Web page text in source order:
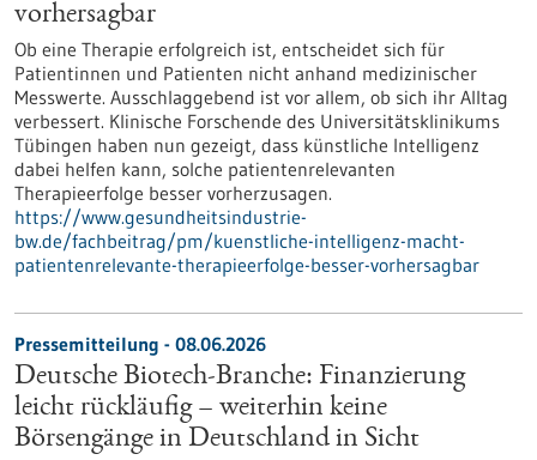
vorhersagbar
Ob eine Therapie erfolgreich ist, entscheidet sich für
Patientinnen und Patienten nicht anhand medizinischer
Messwerte. Ausschlaggebend ist vor allem, ob sich ihr Alltag
verbessert. Klinische Forschende des Universitätsklinikums
Tübingen haben nun gezeigt, dass künstliche Intelligenz
dabei helfen kann, solche patientenrelevanten
Therapieerfolge besser vorherzusagen.
https://www.gesundheitsindustrie-
bw.de/fachbeitrag/pm/kuenstliche-intelligenz-macht-
patientenrelevante-therapieerfolge-besser-vorhersagbar
Pressemitteilung - 08.06.2026
Deutsche Biotech-Branche: Finanzierung
leicht rückläufig – weiterhin keine
Börsengänge in Deutschland in Sicht